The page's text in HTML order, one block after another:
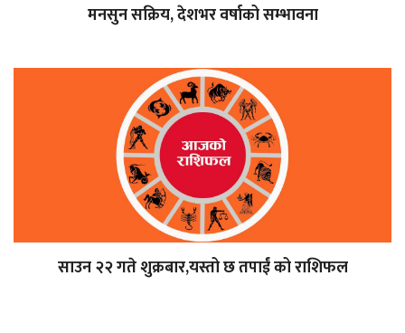
मनसुन सक्रिय, देशभर वर्षाको सम्भावना
साउन २२ गते शुक्रबार,यस्तो छ तपाईं को राशिफल